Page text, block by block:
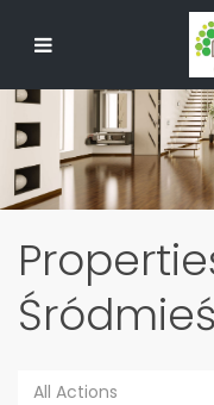
All Actions